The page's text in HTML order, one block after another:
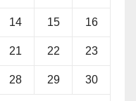
14 15 16
21 22 23
28 29 30